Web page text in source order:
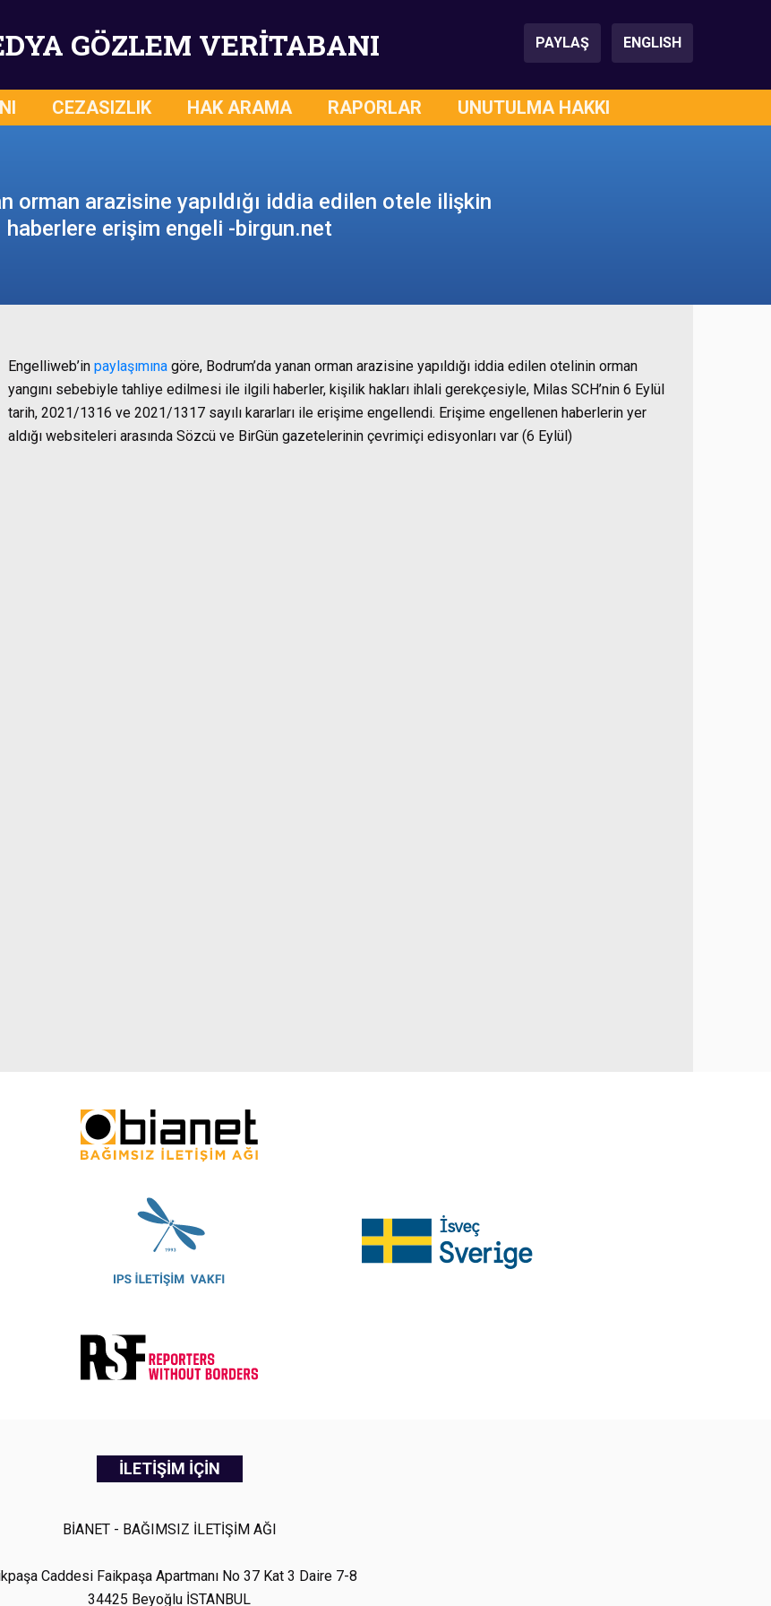
GÖZLEM VERİTABANI PAYLAŞ ENGLISH
CEZASIZLIK HAK ARAMA RAPORLAR UNUTULMA HAKKI
orman arazisine yapıldığı iddia edilen otele ilişkin
haberlere erişim engeli -birgun.net
Engelliweb’in paylaşımına göre, Bodrum’da yanan orman arazisine yapıldığı iddia edilen otelinin orman
yangını sebebiyle tahliye edilmesi ile ilgili haberler, kişilik hakları ihlali gerekçesiyle, Milas SCH’nin 6 Eylül
tarih, 2021/1316 ve 2021/1317 sayılı kararları ile erişime engellendi. Erişime engellenen haberlerin yer
aldığı websiteleri arasında Sözcü ve BirGün gazetelerinin çevrimiçi edisyonları var (6 Eylül)
İLETİŞİM İÇİN
BİANET - BAĞIMSIZ İLETİŞİM AĞI
Caddesi Faikpaşa Apartmanı No 37 Kat 3 Daire 7-8
34425 Beyoğlu İSTANBUL